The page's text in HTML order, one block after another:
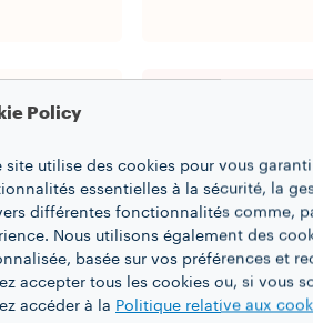
CAFÉ
Policy
site utilise des cookies pour vous
essentielles à la sécurité, la
différentes fonctionnalités comme,
Nous utilisons également des
basée sur vos préférences et
accepter tous les cookies ou, si vous
accéder à la Politique relative aux